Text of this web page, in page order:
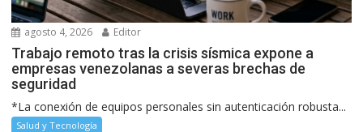
agosto 4, 2026 Editor
Trabajo remoto tras la crisis sísmica expone a
empresas venezolanas a severas brechas de
seguridad
*La conexión de equipos personales sin autenticación robusta...
Salud y Tecnología